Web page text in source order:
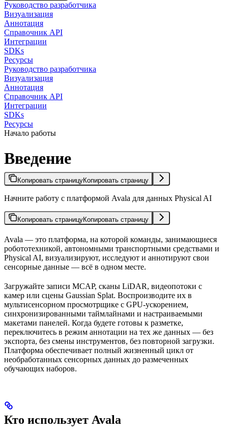
Руководство разработчика
Визуализация
Аннотация
Справочник API
Интеграции
SDKs
Ресурсы
Руководство разработчика
Визуализация
Аннотация
Справочник API
Интеграции
SDKs
Ресурсы
Начало работы
Введение
Копировать страницуКопировать страницу
Начните работу с платформой Avala для данных Physical AI
Копировать страницуКопировать страницу
Avala — это платформа, на которой команды, занимающиеся
робототехникой, автономными транспортными средствами и
Physical AI, визуализируют, исследуют и аннотируют свои
сенсорные данные — всё в одном месте.
Загружайте записи MCAP, сканы LiDAR, видеопотоки с
камер или сцены Gaussian Splat. Воспроизводите их в
мультисенсорном просмотрщике с GPU-ускорением,
синхронизированными таймлайнами и настраиваемыми
макетами панелей. Когда будете готовы к разметке,
переключитесь в режим аннотации на тех же данных — без
экспорта, без смены инструментов, без повторной загрузки.
Платформа обеспечивает полный жизненный цикл от
необработанных сенсорных данных до размеченных
обучающих наборов.
Кто использует Avala